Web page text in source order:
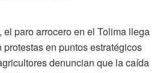
el paro arrocero en el Tolima llega
en puntos estratégicos
denuncian que la caída